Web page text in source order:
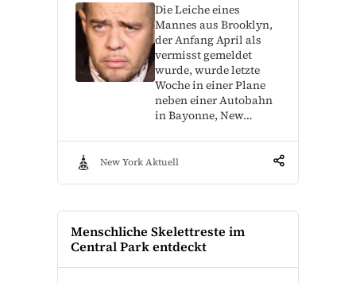
Die Leiche eines
Mannes aus Brooklyn,
der Anfang April als
vermisst gemeldet
wurde, wurde letzte
Woche in einer Plane
neben einer Autobahn
in Bayonne, New…
New York Aktuell
Menschliche Skelettreste im
Central Park entdeckt